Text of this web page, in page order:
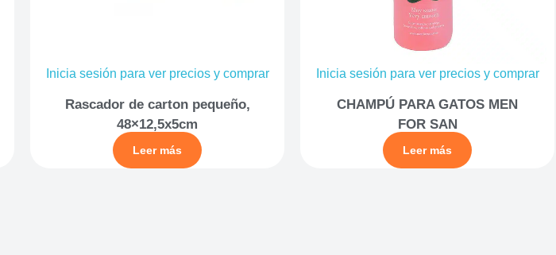
Inicia sesión para ver precios y comprar
Rascador de carton pequeño,
48×12,5x5cm
Leer más
Inicia sesión para ver precios y comprar
CHAMPÚ PARA GATOS MEN
FOR SAN
Leer más